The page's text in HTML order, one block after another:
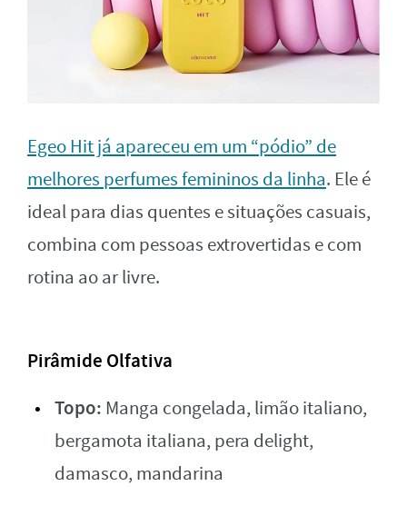
Egeo Hit já apareceu em um “pódio” de
melhores perfumes femininos da linha. Ele é
ideal para dias quentes e situações casuais,
combina com pessoas extrovertidas e com
rotina ao ar livre.
Pirâmide Olfativa
Topo: Manga congelada, limão italiano,
bergamota italiana, pera delight,
damasco, mandarina